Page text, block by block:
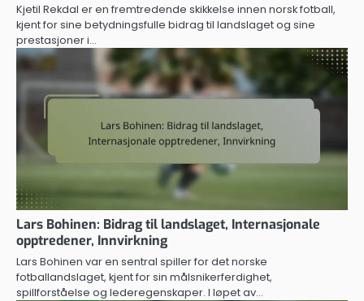
Kjetil Rekdal er en fremtredende skikkelse innen norsk fotball,
kjent for sine betydningsfulle bidrag til landslaget og sine
prestasjoner i…
Lars Bohinen: Bidrag til landslaget, Internasjonale
opptredener, Innvirkning
Lars Bohinen var en sentral spiller for det norske
fotballandslaget, kjent for sin målsnikerferdighet,
spillforståelse og lederegenskaper. I løpet av…